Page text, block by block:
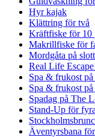
Hyr kajak
Klättring för två
Kräftfiske för 10
Makrillfiske för
Mordgåta på
Real Life
Spa & frukost
Spa & frukost
Spadag på The
Stand-Up för fyra
Äventyrsbana